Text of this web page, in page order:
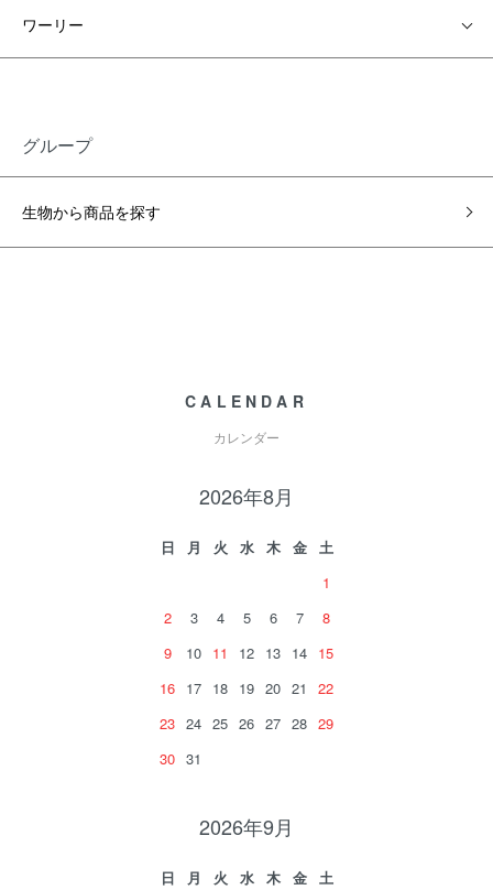
ワーリー
グループ
生物から商品を探す
CALENDAR
カレンダー
2026年8月
日 月 火 水 木 金
土
1
2
3 4 5 6 7
8
9
10 11 12 13 14 15
16 17 18 19 20 21
22
23 24 25 26 27 28 29
30 31
2026年9月
日 月 火 水 木 金
土